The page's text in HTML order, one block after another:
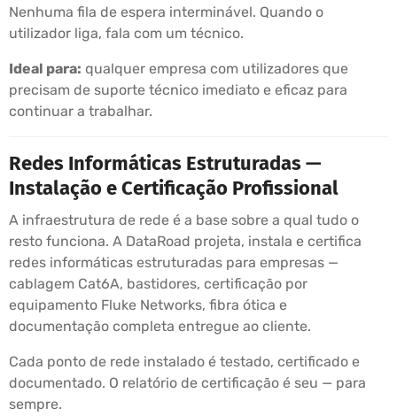
Nenhuma fila de espera interminável. Quando o
utilizador liga, fala com um técnico.
Ideal para: qualquer empresa com utilizadores que
precisam de suporte técnico imediato e eficaz para
continuar a trabalhar.
Redes Informáticas Estruturadas —
Instalação e Certificação Profissional
A infraestrutura de rede é a base sobre a qual tudo o
resto funciona. A DataRoad projeta, instala e certifica
redes informáticas estruturadas para empresas —
cablagem Cat6A, bastidores, certificação por
equipamento Fluke Networks, fibra ótica e
documentação completa entregue ao cliente.
Cada ponto de rede instalado é testado, certificado e
documentado. O relatório de certificação é seu — para
sempre.